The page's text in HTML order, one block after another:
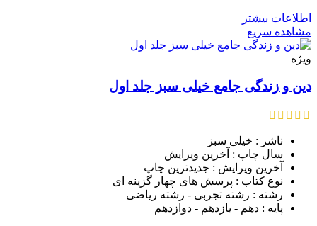
اطلاعات بیشتر
مشاهده سریع
ویژه
دین و زندگی جامع خیلی سبز جلد اول
ناشر : خیلی سبز
سال چاپ : آخرین ویرایش
آخرین ویرایش : جدیدترین چاپ
نوع کتاب : پرسش های چهار گزینه ای
رشته : رشته تجربی - رشته ریاضی
پایه : دهم - یازدهم - دوازدهم